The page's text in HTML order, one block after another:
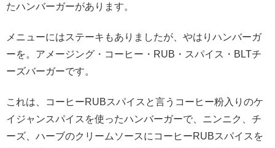
たハンバーガーがあります。
メニューにはステーキもありましたが、やはりハンバーガ
ーを。アメージング・コーヒー・RUB・スパイス・BLTチ
ーズバーガーです。
これは、コーヒーRUBスパイスと言うコーヒー粉入りのケ
イジャンスパイスを使ったハンバーガーで、ニンニク、チ
ーズ、ハーブのクリームソースにコーヒーRUBスパイスを